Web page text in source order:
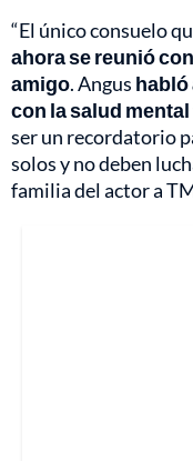
“El único consuelo
ahora se reunió
amigo. Angus habló
con la salud mental
ser un recordatorio
solos y no deben
familia del actor a